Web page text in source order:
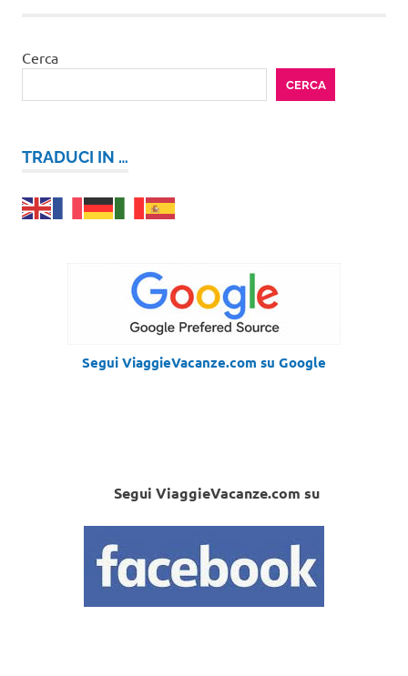
Cerca
CERCA
TRADUCI IN …
Segui ViaggieVacanze.com su Google
Segui ViaggieVacanze.com su